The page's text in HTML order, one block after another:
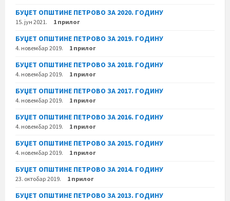
БУЏЕТ ОПШТИНЕ ПЕТРОВО ЗА 2020. ГОДИНУ
15. јун 2021. 1 прилог
БУЏЕТ ОПШТИНЕ ПЕТРОВО ЗА 2019. ГОДИНУ
4. новембар 2019. 1 прилог
БУЏЕТ ОПШТИНЕ ПЕТРОВО ЗА 2018. ГОДИНУ
4. новембар 2019. 1 прилог
БУЏЕТ ОПШТИНЕ ПЕТРОВО ЗА 2017. ГОДИНУ
4. новембар 2019. 1 прилог
БУЏЕТ ОПШТИНЕ ПЕТРОВО ЗА 2016. ГОДИНУ
4. новембар 2019. 1 прилог
БУЏЕТ ОПШТИНЕ ПЕТРОВО ЗА 2015. ГОДИНУ
4. новембар 2019. 1 прилог
БУЏЕТ ОПШТИНЕ ПЕТРОВО ЗА 2014. ГОДИНУ
23. октобар 2019. 1 прилог
БУЏЕТ ОПШТИНЕ ПЕТРОВО ЗА 2013. ГОДИНУ